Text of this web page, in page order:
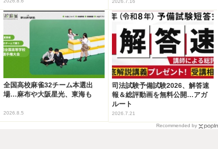
2026.7.16
全国高校麻雀32チーム本選出
場…麻布や大阪星光、東海も
2026.8.5
司法試験予備試験2026、解答速
報＆総評動画を無料公開…アガ
ルート
2026.7.21
Recommended by